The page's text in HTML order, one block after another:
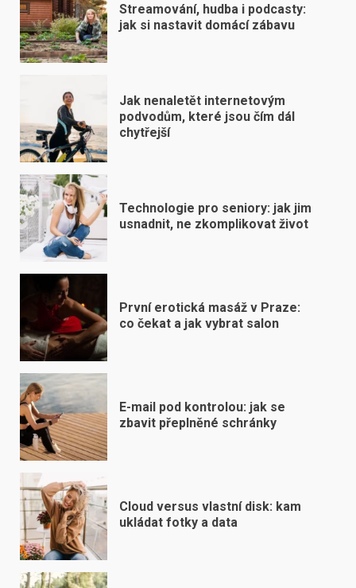
Streamování, hudba i podcasty:
jak si nastavit domácí zábavu
Jak nenaletět internetovým
podvodům, které jsou čím dál
chytřejší
Technologie pro seniory: jak jim
usnadnit, ne zkomplikovat život
První erotická masáž v Praze:
co čekat a jak vybrat salon
E-mail pod kontrolou: jak se
zbavit přeplněné schránky
Cloud versus vlastní disk: kam
ukládat fotky a data